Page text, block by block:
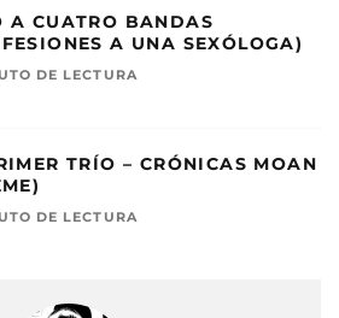
A CUATRO BANDAS
A UNA SEXÓLOGA)
DE LECTURA
TRÍO – CRÓNICAS MOAN
DE LECTURA